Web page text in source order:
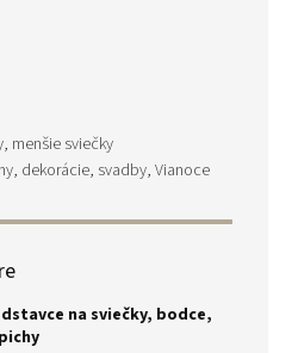
menšie sviečky
dekorácie, svadby, Vianoce
na sviečky, bodce,